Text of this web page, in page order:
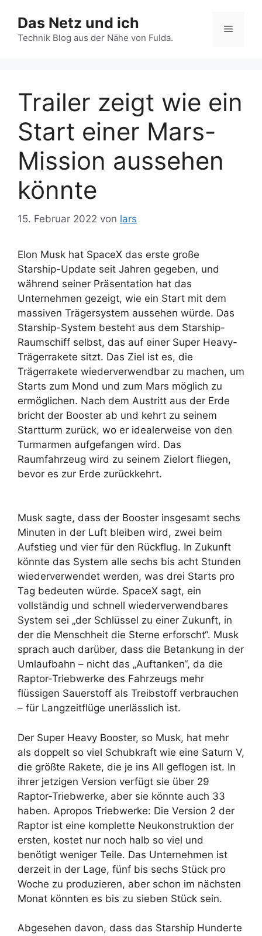
Inhalt
springen
Das Netz und ich
Technik Blog aus der Nähe von Fulda.
Menü
Trailer zeigt wie ein
Start einer Mars-
Mission aussehen
könnte
15. Februar 2022 von lars
Elon Musk hat SpaceX das erste große
Starship-Update seit Jahren gegeben, und
während seiner Präsentation hat das
Unternehmen gezeigt, wie ein Start mit dem
massiven Trägersystem aussehen würde. Das
Starship-System besteht aus dem Starship-
Raumschiff selbst, das auf einer Super Heavy-
Trägerrakete sitzt. Das Ziel ist es, die
Trägerrakete wiederverwendbar zu machen, um
Starts zum Mond und zum Mars möglich zu
ermöglichen. Nach dem Austritt aus der Erde
bricht der Booster ab und kehrt zu seinem
Startturm zurück, wo er idealerweise von den
Turmarmen aufgefangen wird. Das
Raumfahrzeug wird zu seinem Zielort fliegen,
bevor es zur Erde zurückkehrt.
Musk sagte, dass der Booster insgesamt sechs
Minuten in der Luft bleiben wird, zwei beim
Aufstieg und vier für den Rückflug. In Zukunft
könnte das System alle sechs bis acht Stunden
wiederverwendet werden, was drei Starts pro
Tag bedeuten würde. SpaceX sagt, ein
vollständig und schnell wiederverwendbares
System sei „der Schlüssel zu einer Zukunft, in
der die Menschheit die Sterne erforscht“. Musk
sprach auch darüber, dass die Betankung in der
Umlaufbahn – nicht das „Auftanken“, da die
Raptor-Triebwerke des Fahrzeugs mehr
flüssigen Sauerstoff als Treibstoff verbrauchen
– für Langzeitflüge unerlässlich ist.
Der Super Heavy Booster, so Musk, hat mehr
als doppelt so viel Schubkraft wie eine Saturn V,
die größte Rakete, die je ins All geflogen ist. In
ihrer jetzigen Version verfügt sie über 29
Raptor-Triebwerke, aber sie könnte auch 33
haben. Apropos Triebwerke: Die Version 2 der
Raptor ist eine komplette Neukonstruktion der
ersten, kostet nur noch halb so viel und
benötigt weniger Teile. Das Unternehmen ist
derzeit in der Lage, fünf bis sechs Stück pro
Woche zu produzieren, aber schon im nächsten
Monat könnten es bis zu sieben Stück sein.
Abgesehen davon, dass das Starship Hunderte